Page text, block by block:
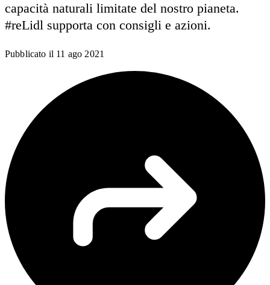
capacità naturali limitate del nostro pianeta.
#reLidl supporta con consigli e azioni.
Pubblicato il 11 ago 2021